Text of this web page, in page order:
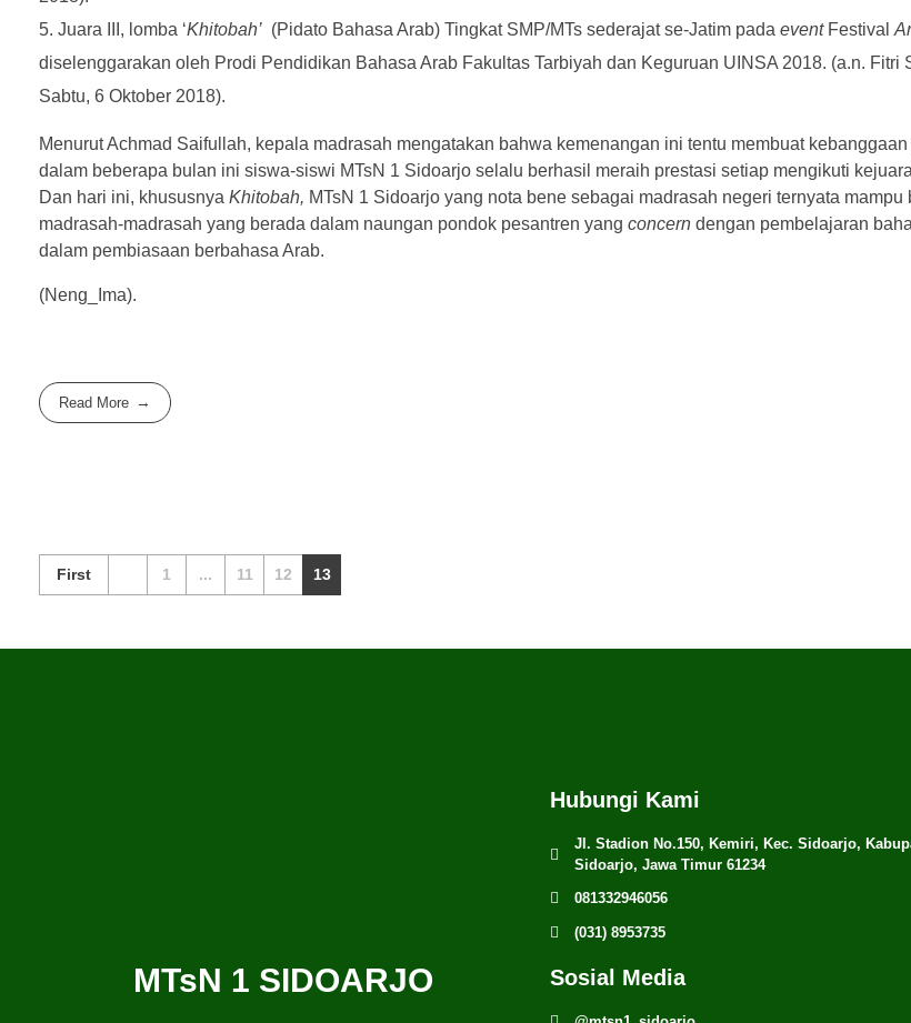
Juara III, lomba ‘Khitobah’ (Pidato Bahasa Arab) Tingkat SMP/MTs sederajat se-Jatim pada event Festival
diselenggarakan oleh Prodi Pendidikan Bahasa Arab Fakultas Tarbiyah dan Keguruan UINSA 2018. (a.n. Fitri
Sabtu, 6 Oktober 2018).
Menurut Achmad Saifullah, kepala madrasah mengatakan bahwa kemenangan ini tentu membuat
dalam beberapa bulan ini siswa-siswi MTsN 1 Sidoarjo selalu berhasil meraih prestasi setiap mengikuti
Dan hari ini, khususnya Khitobah, MTsN 1 Sidoarjo yang nota bene sebagai madrasah negeri ternyata mampu
madrasah-madrasah yang berada dalam naungan pondok pesantren yang concern dengan pembelajaran
dalam pembiasaan berbahasa Arab.
(Neng_Ima).
Read More
First 1 ... 11 12 13
MTsN 1 SIDOARJO
Hubungi Kami
Jl. Stadion No.150, Kemiri, Kec. Sidoarjo,
Sidoarjo, Jawa Timur 61234
081332946056
(031) 8953735
Sosial Media